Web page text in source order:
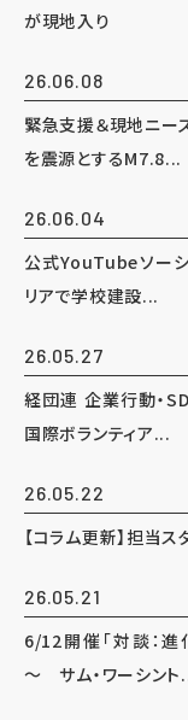
が現地入り
26.06.08
緊急支援＆現地ニー
を震源とするM7.8...
26.06.04
公式YouTubeソーシ
リアで学校建設...
26.05.27
経団連 企業行動・
国際ボランティア...
26.05.22
【コラム更新】担当
26.05.21
6/12開催「対談：
～ サム・ワーシント